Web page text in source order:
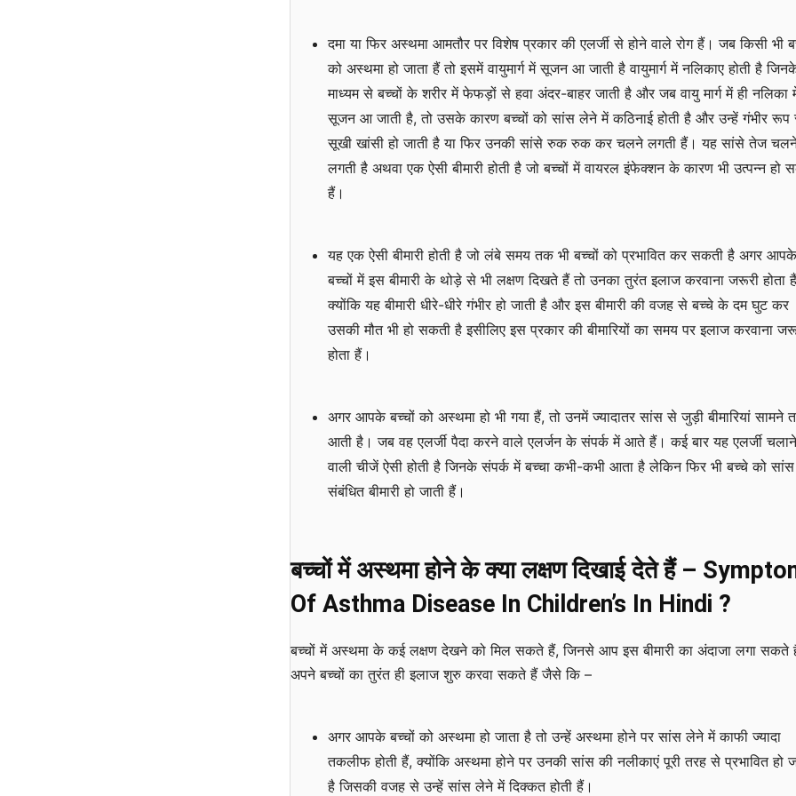
दमा या फिर अस्थमा आमतौर पर विशेष प्रकार की एलर्जी से होने वाले रोग हैं। जब किसी भी
को अस्थमा हो जाता हैं तो इसमें वायुमार्ग में सूजन आ जाती है वायुमार्ग में नलिकाए होती है
माध्यम से बच्चों के शरीर में फेफड़ों से हवा अंदर-बाहर जाती है और जब वायु मार्ग में ही नलिका
सूजन आ जाती है, तो उसके कारण बच्चों को सांस लेने में कठिनाई होती है और उन्हें गंभीर रूप
सूखी खांसी हो जाती है या फिर उनकी सांसे रुक रुक कर चलने लगती हैं। यह सांसे तेज
लगती है अथवा एक ऐसी बीमारी होती है जो बच्चों में वायरल इंफेक्शन के कारण भी उत्पन्न हो
हैं।
यह एक ऐसी बीमारी होती है जो लंबे समय तक भी बच्चों को प्रभावित कर सकती है अगर आपके
बच्चों में इस बीमारी के थोड़े से भी लक्षण दिखते हैं तो उनका तुरंत इलाज करवाना जरूरी होता
क्योंकि यह बीमारी धीरे-धीरे गंभीर हो जाती है और इस बीमारी की वजह से बच्चे के दम घुट कर
उसकी मौत भी हो सकती है इसीलिए इस प्रकार की बीमारियों का समय पर इलाज करवाना
होता हैं।
अगर आपके बच्चों को अस्थमा हो भी गया हैं, तो उनमें ज्यादातर सांस से जुड़ी बीमारियां सामने
आती है। जब वह एलर्जी पैदा करने वाले एलर्जन के संपर्क में आते हैं। कई बार यह एलर्जी चलाने
वाली चीजें ऐसी होती है जिनके संपर्क में बच्चा कभी-कभी आता है लेकिन फिर भी बच्चे को
संबंधित बीमारी हो जाती हैं।
बच्चों में अस्थमा होने के क्या लक्षण दिखाई देते हैं –
Of Asthma Disease In Children’s In Hindi ?
बच्चों में अस्थमा के कई लक्षण देखने को मिल सकते हैं, जिनसे आप इस बीमारी का अंदाजा लगा
अपने बच्चों का तुरंत ही इलाज शुरु करवा सकते हैं जैसे कि –
अगर आपके बच्चों को अस्थमा हो जाता है तो उन्हें अस्थमा होने पर सांस लेने में काफी ज्यादा
तकलीफ होती हैं, क्योंकि अस्थमा होने पर उनकी सांस की नलीकाएं पूरी तरह से प्रभावित हो
है जिसकी वजह से उन्हें सांस लेने में दिक्कत होती हैं।